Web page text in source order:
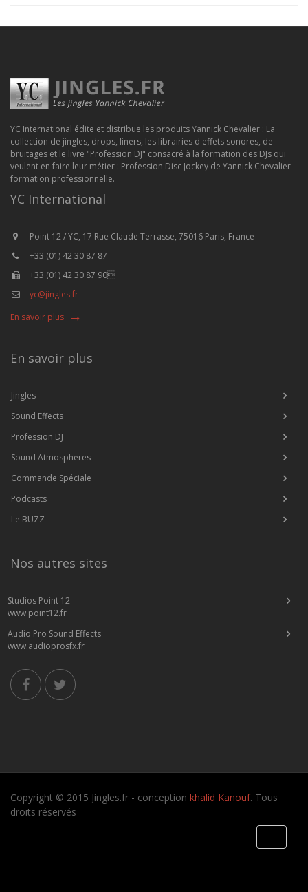
YC International édite et distribue les produits Yannick Chevalier : La
collection de jingles, drops, liners, les librairies d'effets sonores, de
bruitages et le livre "Profession DJ" consacré à la formation des DJs qui
veulent en faire leur métier : Profession Disc Jockey de Yannick Chevalier
formation professionnelle.
YC International
Point 12 / YC, 17 Rue Claude Terrasse, 75016 Paris, France
+33 (01) 42 30 87 87
+33 (01) 42 30 87 90
yc@jingles.fr
En savoir plus
En savoir plus
Jingles
Sound Effects
Profession DJ
Sound Atmospheres
Commande Spéciale
Podcasts
Le BUZZ
Nos autres sites
Studios Point 12
www.point12.fr
Audio Pro Sound Effects
www.audioprosfx.fr
Copyright © 2015 Jingles.fr - conception khalid Kanouf. Tous
droits réservés